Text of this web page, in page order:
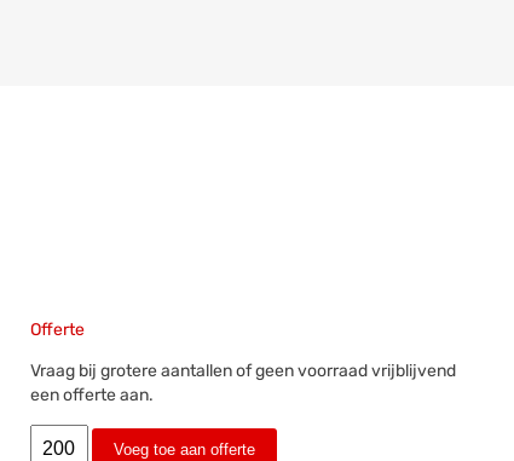
Offerte
Vraag bij grotere aantallen of geen voorraad vrijblijvend
een offerte aan.
Voeg toe aan offerte